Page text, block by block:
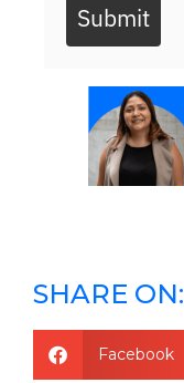
Submit
SHARE ON:
Facebook